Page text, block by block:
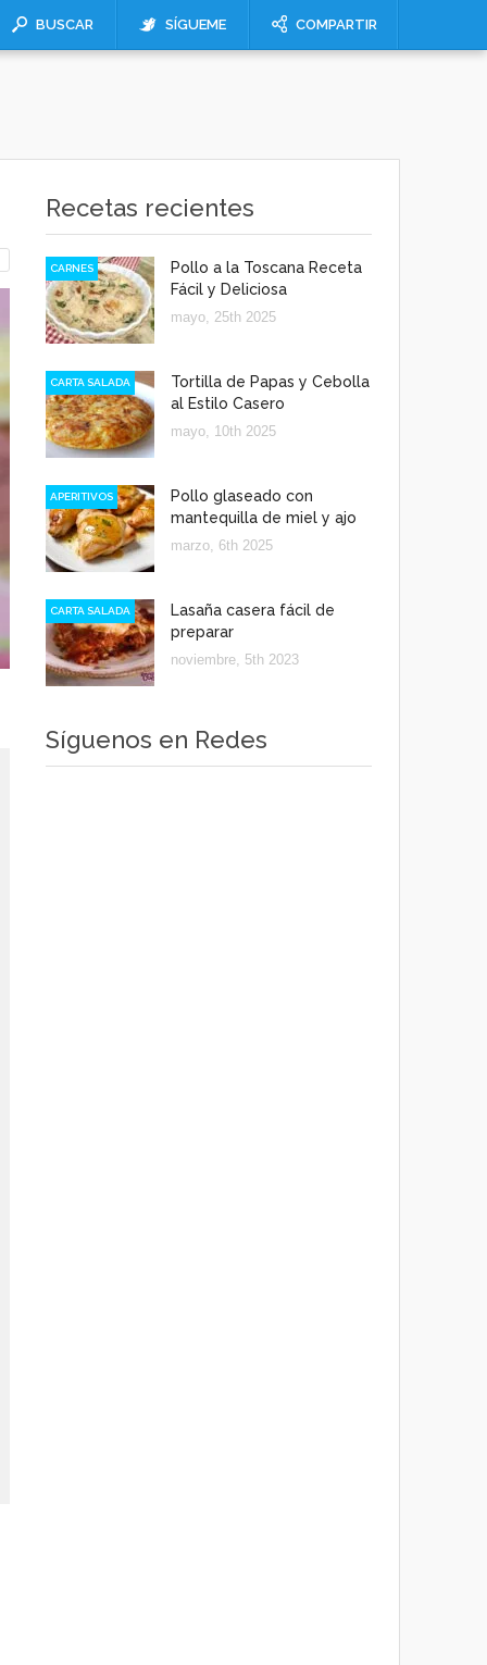
BUSCAR SÍGUEME COMPARTIR
Recetas recientes
Pollo a la Toscana Receta
Fácil y Deliciosa
CARNES
mayo, 25th 2025
Tortilla de Papas y Cebolla
al Estilo Casero
CARTA SALADA
mayo, 10th 2025
Pollo glaseado con
mantequilla de miel y ajo
APERITIVOS
marzo, 6th 2025
Lasaña casera fácil de
preparar
CARTA SALADA
noviembre, 5th 2023
Síguenos en Redes